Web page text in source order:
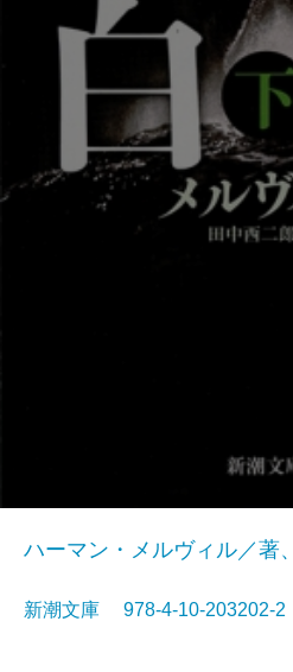
ハーマン・メルヴィル／著
新潮文庫 978-4-10-